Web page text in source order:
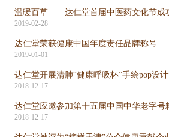
温暖百草——达仁堂首届中医药文化节成
2019-02-28
达仁堂荣获健康中国年度责任品牌称号
2019-01-01
达仁堂开展清肺“健康呼吸杯”手绘pop设
2018-12-17
达仁堂应邀参加第十五届中国中华老字号
2018-12-17